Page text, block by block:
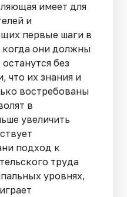
имеет для
и
первые шаги в
когда они должны
без
их знания и
востребованы
в
увеличить
подход к
труда
уровнях,